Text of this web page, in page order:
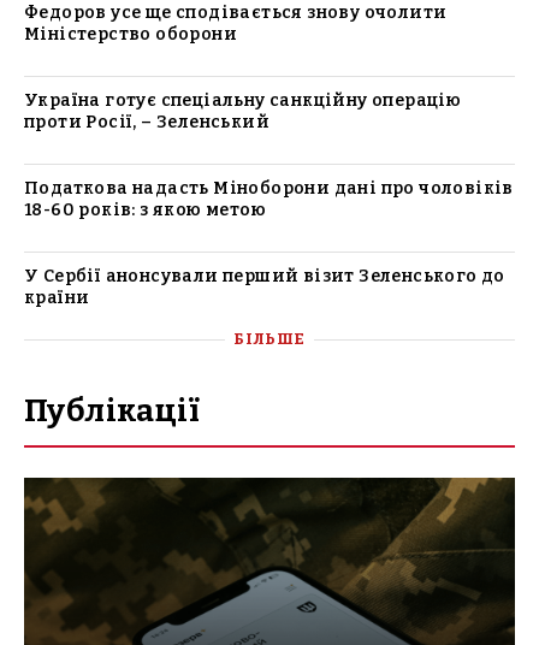
Федоров усе ще сподівається знову очолити
Міністерство оборони
Україна готує спеціальну санкційну операцію
проти Росії, – Зеленський
Податкова надасть Міноборони дані про чоловіків
18-60 років: з якою метою
У Сербії анонсували перший візит Зеленського до
країни
БІЛЬШЕ
Публікації